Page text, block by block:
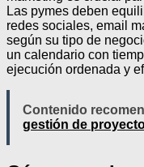
Las pymes deben
redes sociales, email
según su tipo de
un calendario con
ejecución ordenada y
Contenido
gestión de